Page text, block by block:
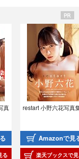
真
る
restart 小野六花写真
Amazonで見
楽天ブックスで